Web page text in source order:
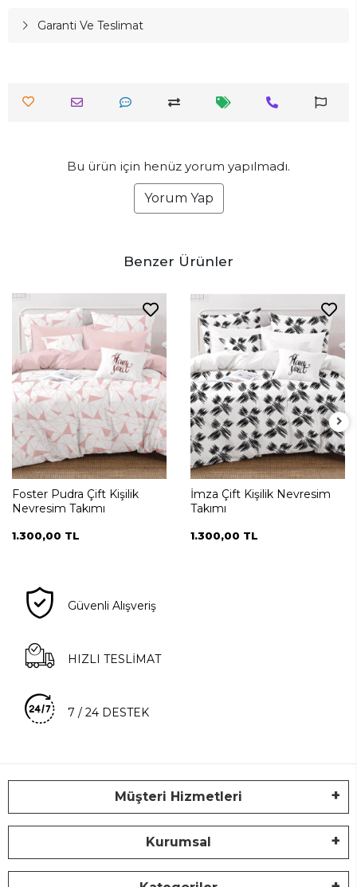
Garanti Ve Teslimat
Bu ürün için henüz yorum yapılmadı.
Yorum Yap
Benzer Ürünler
Foster Pudra Çift Kişilik
Nevresim Takımı
1.300,00 TL
İmza Çift Kişilik Nevresim
Takımı
1.300,00 TL
Güvenli Alışveriş
HIZLI TESLİMAT
7 / 24 DESTEK
Müşteri Hizmetleri
Kurumsal